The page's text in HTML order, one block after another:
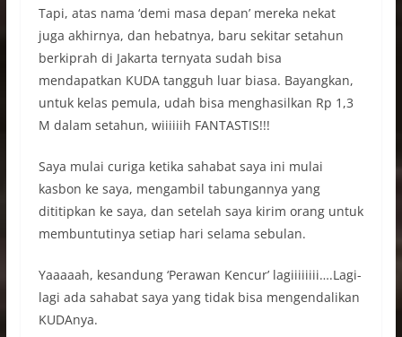
Tapi, atas nama ‘demi masa depan’ mereka nekat
juga akhirnya, dan hebatnya, baru sekitar setahun
berkiprah di Jakarta ternyata sudah bisa
mendapatkan KUDA tangguh luar biasa. Bayangkan,
untuk kelas pemula, udah bisa menghasilkan Rp 1,3
M dalam setahun, wiiiiiih FANTASTIS!!!
Saya mulai curiga ketika sahabat saya ini mulai
kasbon ke saya, mengambil tabungannya yang
dititipkan ke saya, dan setelah saya kirim orang untuk
membuntutinya setiap hari selama sebulan.
Yaaaaah, kesandung ‘Perawan Kencur’ lagiiiiiiii….Lagi-
lagi ada sahabat saya yang tidak bisa mengendalikan
KUDAnya.